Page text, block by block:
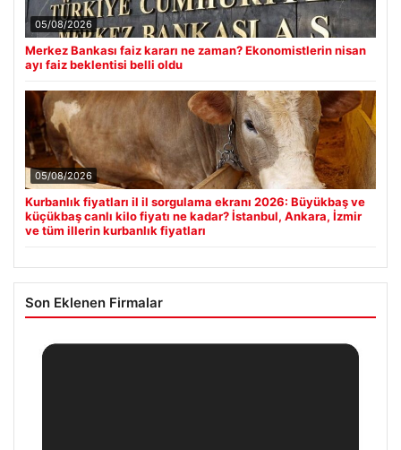
05/08/2026
Merkez Bankası faiz kararı ne zaman? Ekonomistlerin nisan
ayı faiz beklentisi belli oldu
05/08/2026
Kurbanlık fiyatları il il sorgulama ekranı 2026: Büyükbaş ve
küçükbaş canlı kilo fiyatı ne kadar? İstanbul, Ankara, İzmir
ve tüm illerin kurbanlık fiyatları
Son Eklenen Firmalar